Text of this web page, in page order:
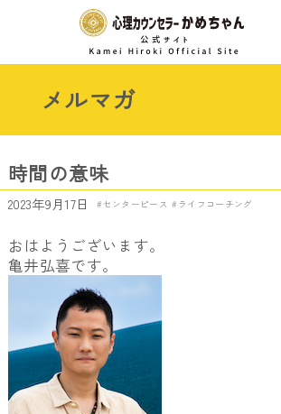
メルマガ
時間の意味
2023年9月17日 センターピース ライフコーチング
おはようございます。
亀井弘喜です。